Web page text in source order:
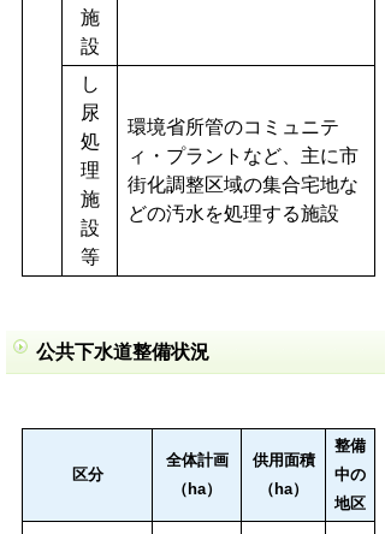
施
設
し
尿
処
理
施
設
等
環境省所管のコミュニテ
ィ・プラントなど、主に市
街化調整区域の集合宅地な
どの汚水を処理する施設
公共下水道整備状況
区分
全体計画
（ha）
供用面積
（ha）
整備
中の
地区